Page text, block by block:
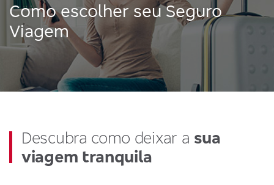
Como escolher seu Seguro
Viagem
Descubra como deixar a sua
viagem tranquila